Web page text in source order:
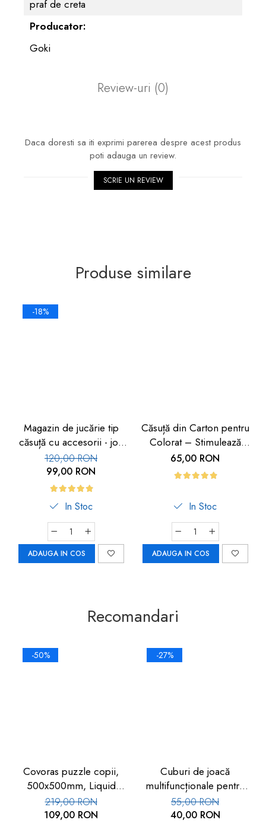
praf de creta
Producator:
Goki
Review-uri (0)
Daca doresti sa iti exprimi parerea despre acest produs
poti adauga un review.
SCRIE UN REVIEW
Produse similare
-18%
Magazin de jucărie tip
căsuță cu accesorii - joc
de rol
120,00 RON
99,00 RON
In Stoc
ADAUGA IN COS
Căsuță din Carton pentru
Colorat – Stimulează
Creativitatea Copiilor |
Car Boy Safety
65,00 RON
In Stoc
ADAUGA IN COS
Recomandari
-50%
Covoras puzzle copii,
500x500mm, Liquid
Floor
219,00 RON
109,00 RON
-27%
Cuburi de joacă
multifuncționale pentru
copii – set 2 bucăți, 24 ×
24 cm
55,00 RON
40,00 RON